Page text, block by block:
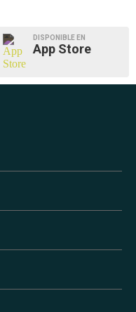
DISPONIBLE EN
App Store